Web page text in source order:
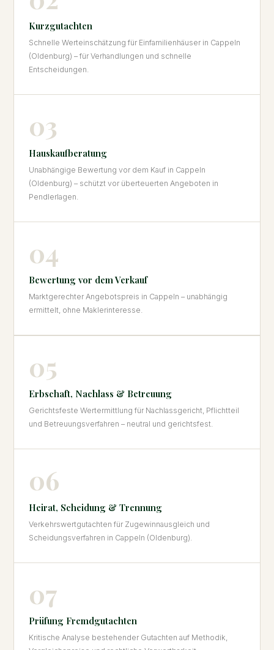
Kurzgutachten
Schnelle Werteinschätzung für Einfamilienhäuser in Cappeln
(Oldenburg) – für Verhandlungen und schnelle
Entscheidungen.
03
Hauskaufberatung
Unabhängige Bewertung vor dem Kauf in Cappeln
(Oldenburg) – schützt vor überteuerten Angeboten in
Pendlerlagen.
04
Bewertung vor dem Verkauf
Marktgerechter Angebotspreis in Cappeln – unabhängig
ermittelt, ohne Maklerinteresse.
05
Erbschaft, Nachlass & Betreuung
Gerichtsfeste Wertermittlung für Nachlassgericht, Pflichtteil
und Betreuungsverfahren – neutral und gerichtsfest.
06
Heirat, Scheidung & Trennung
Verkehrswertgutachten für Zugewinnausgleich und
Scheidungsverfahren in Cappeln (Oldenburg).
07
Prüfung Fremdgutachten
Kritische Analyse bestehender Gutachten auf Methodik,